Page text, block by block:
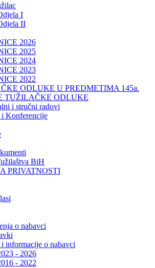
I
II
2026
2025
2024
2023
2022
ODLUKE U PREDMETIMA 145a.
TUŽILAČKE ODLUKE
i stručni radovi
i Konferencije
BiH
PRIVATNOSTI
o nabavci
informacije o nabavci
- 2026
- 2022